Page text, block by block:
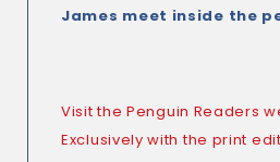
James meet inside the
Visit thePenguin Readers
Exclusively with the print